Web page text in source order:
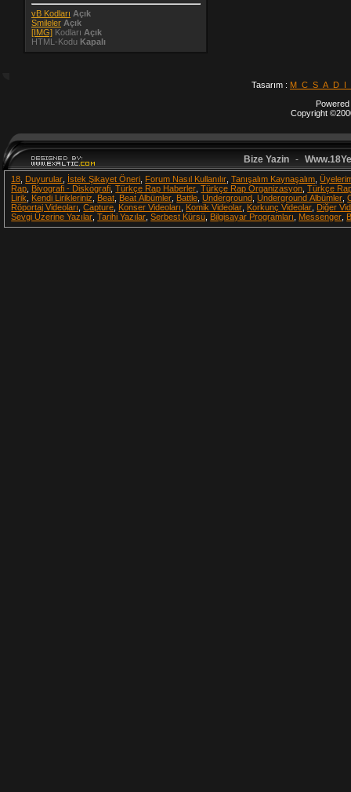
vB Kodları Açık
Smileler Açık
[IMG] Kodları Açık
HTML-Kodu Kapalı
Tasarım :
Copyright
Bize Yazin -
18 Duyurular İstek Şikayet Öneri Forum Nasıl Kullanılır ,Tanışalım Kaynaşalım ,
Rap
Biyografi - Diskografi ,Türkçe Rap Haberler ,Türkçe Rap Organizasyon ,Türkçe
Lirik
Kendi Lirikleriniz Beat Beat Albümler Battle ,Underground ,Underground Albümler ,
Röportaj Videoları ,Capture Konser Videoları Komik Videolar Korkunç Videolar
Diğer
Sevgi Üzerine Yazılar ,Tarihi Yazılar ,Serbest Kürsü Bilgisayar Programları Messenger